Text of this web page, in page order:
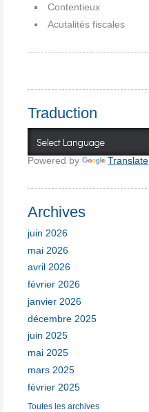
Contentieux
Acutalités fiscales
Traduction
Powered by Translate
Archives
juin 2026
mai 2026
avril 2026
février 2026
janvier 2026
décembre 2025
juin 2025
mai 2025
mars 2025
février 2025
Toutes les archives